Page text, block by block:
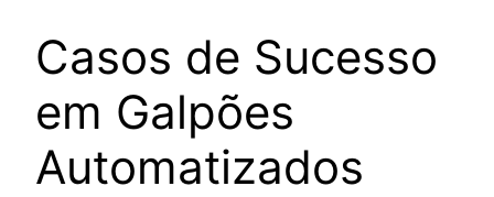
Casos de Sucesso
em Galpões
Automatizados